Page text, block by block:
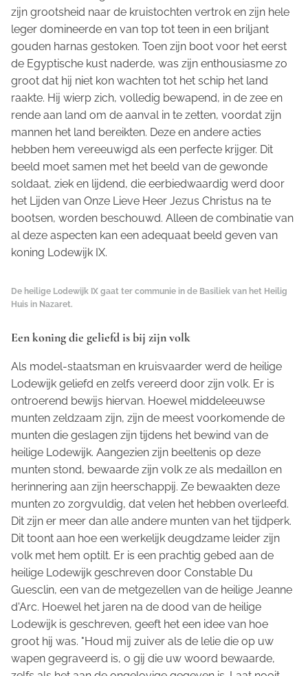
zijn grootsheid naar de kruistochten vertrok en zijn hele
leger domineerde en van top tot teen in een briljant
gouden harnas gestoken. Toen zijn boot voor het eerst
de Egyptische kust naderde, was zijn enthousiasme zo
groot dat hij niet kon wachten tot het schip het land
raakte. Hij wierp zich, volledig bewapend, in de zee en
rende aan land om de aanval in te zetten, voordat zijn
mannen het land bereikten. Deze en andere acties
hebben hem vereeuwigd als een perfecte krijger. Dit
beeld moet samen met het beeld van de gewonde
soldaat, ziek en lijdend, die eerbiedwaardig werd door
het Lijden van Onze Lieve Heer Jezus Christus na te
bootsen, worden beschouwd. Alleen de combinatie van
al deze aspecten kan een adequaat beeld geven van
koning Lodewijk IX.
De heilige Lodewijk IX gaat ter communie in de Basiliek van het Heilig
Huis in Nazaret.
Een koning die geliefd is bij zijn volk
Als model-staatsman en kruisvaarder werd de heilige
Lodewijk geliefd en zelfs vereerd door zijn volk. Er is
ontroerend bewijs hiervan. Hoewel middeleeuwse
munten zeldzaam zijn, zijn de meest voorkomende de
munten die geslagen zijn tijdens het bewind van de
heilige Lodewijk. Aangezien zijn beeltenis op deze
munten stond, bewaarde zijn volk ze als medaillon en
herinnering aan zijn heerschappij. Ze bewaakten deze
munten zo zorgvuldig, dat velen het hebben overleefd.
Dit zijn er meer dan alle andere munten van het tijdperk.
Dit toont aan hoe een werkelijk deugdzame leider zijn
volk met hem optilt. Er is een prachtig gebed aan de
heilige Lodewijk geschreven door Constable Du
Guesclin, een van de metgezellen van de heilige Jeanne
d'Arc. Hoewel het jaren na de dood van de heilige
Lodewijk is geschreven, geeft het een idee van hoe
groot hij was. "Houd mij zuiver als de lelie die op uw
wapen gegraveerd is, o gij die uw woord bewaarde,